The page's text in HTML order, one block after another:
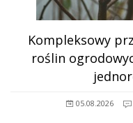
Kompleksowy
roślin
05.08.2026